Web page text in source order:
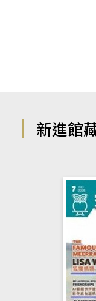
新進館